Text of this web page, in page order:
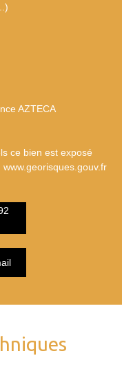
AZTECA
ce bien est exposé